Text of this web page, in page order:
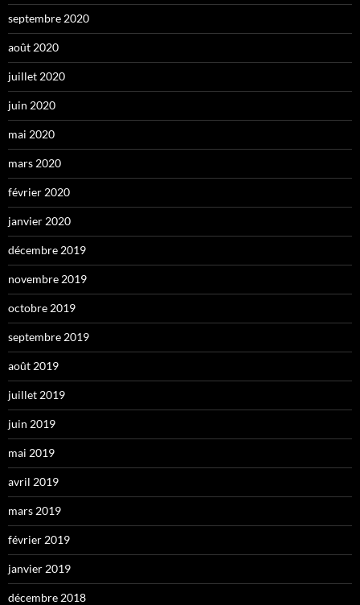
septembre 2020
août 2020
juillet 2020
juin 2020
mai 2020
mars 2020
février 2020
janvier 2020
décembre 2019
novembre 2019
octobre 2019
septembre 2019
août 2019
juillet 2019
juin 2019
mai 2019
avril 2019
mars 2019
février 2019
janvier 2019
décembre 2018